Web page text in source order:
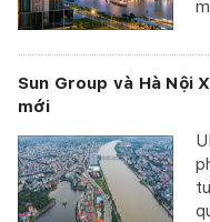
Sun Group và Hà Nội
mới